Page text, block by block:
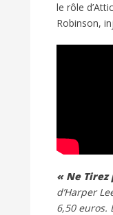
le rôle
Robinson,
« Ne Tirez
d’Harper
6,50 euros.